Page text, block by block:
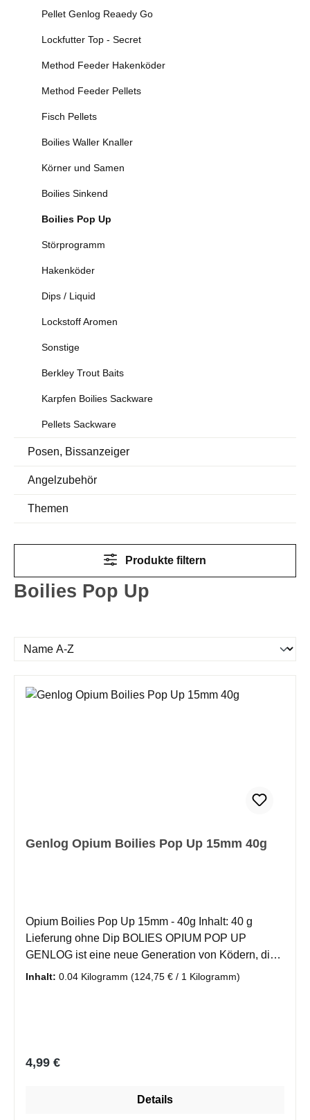
Pellet Genlog Reaedy Go
Lockfutter Top - Secret
Method Feeder Hakenköder
Method Feeder Pellets
Fisch Pellets
Boilies Waller Knaller
Körner und Samen
Boilies Sinkend
Boilies Pop Up
Störprogramm
Hakenköder
Dips / Liquid
Lockstoff Aromen
Sonstige
Berkley Trout Baits
Karpfen Boilies Sackware
Pellets Sackware
Posen, Bissanzeiger
Angelzubehör
Themen
Produkte filtern
Boilies Pop Up
Genlog Opium Boilies Pop Up 15mm 40g
Opium Boilies Pop Up 15mm - 40g Inhalt: 40 g
Lieferung ohne Dip BOLIES OPIUM POP UP
GENLOG ist eine neue Generation von Ködern, die
entwickelt wurde, um die Anzahl der Bisse maximal
ein Köder, der aus Mehlen von Organismen
vorkommen. Diese Köder sind das ganze Jahr über
Inhalt: 0.04 Kilogramm (124,75 € / 1 Kilogramm)
Regulärer Preis:
4,99 €
Details